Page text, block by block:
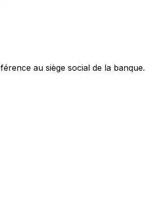
au siège social de la banque.